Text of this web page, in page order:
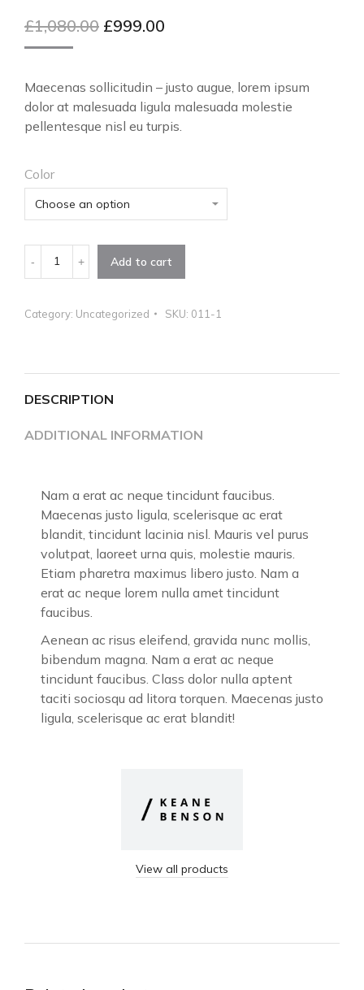
£1,080.00 £999.00
Maecenas sollicitudin – justo augue, lorem ipsum
dolor at malesuada ligula malesuada molestie
pellentesque nisl eu turpis.
Color
Add to cart
Category: Uncategorized SKU: 011-1
DESCRIPTION
ADDITIONAL INFORMATION
Nam a erat ac neque tincidunt faucibus.
Maecenas justo ligula, scelerisque ac erat
blandit, tincidunt lacinia nisl. Mauris vel purus
volutpat, laoreet urna quis, molestie mauris.
Etiam pharetra maximus libero justo. Nam a
erat ac neque lorem nulla amet tincidunt
faucibus.
Aenean ac risus eleifend, gravida nunc mollis,
bibendum magna. Nam a erat ac neque
tincidunt faucibus. Class dolor nulla aptent
taciti sociosqu ad litora torquen. Maecenas justo
ligula, scelerisque ac erat blandit!
View all products